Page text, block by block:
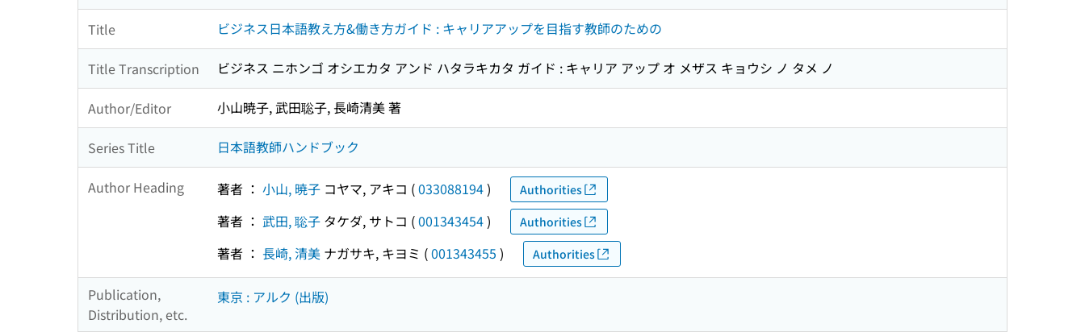
Title ビジネス日本語教え方&働き方ガイド : キャリアアップを目指す教師のための
Title Transcription ビジネス ニホンゴ オシエカタ アンド ハタラキカタ ガイド : キャリア アップ オ メザス キョウシ ノ タメ ノ
Author/Editor 小山暁子, 武田聡子, 長崎清美 著
Series Title 日本語教師ハンドブック
Author Heading 著者 ： 小山, 暁子 コヤマ, アキコ (033088194) Authorities
著者 ： 武田, 聡子 タケダ, サトコ (001343454) Authorities
著者 ： 長崎, 清美 ナガサキ, キヨミ (001343455 ) Authorities
Publication,
Distribution, etc.
東京 : アルク (出版)